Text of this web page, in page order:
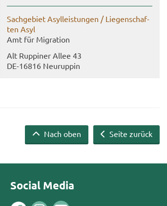
Sach­ge­biet Asyl­leis­tun­gen / Lie­gen­schaf­
ten Asyl
Amt für Mi­gra­ti­on
Alt Rup­pi­ner Allee 43
DE-​16816 Neu­rup­pin
Seite zurück
Nach oben
Social Media